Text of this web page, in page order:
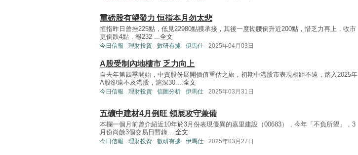
重磅股有望發力 恒指本月勿太悲
恒指昨日曾挫225點，低見22980點獲承接，其後一度拗腰倒升近200點，惜乏力再上，收市
更倒跌4點，報232 ... 全文
今日信報 理財投資 數研有據 伊馬仕 2025年04月03日
A股受制內地樓市 乏力向上
自去年第四季開始，中資股份展開價值重估之旅，初期中港股市表現相距不遠，踏入2025年
A股卻遠不及港股，滬深30 ... 全文
今日信報 理財投資 信圖分析 伊馬仕 2025年03月31日
五礦中建材4月例旺 領展攻守兼備
本欄一個月前曾介紹近10年於3月份表現優異的嘉里建設（00683），今年「不負所望」，3
月份尚餘3個交易日暫錄 ...全文
今日信報 理財投資 數研有據 伊馬仕 2025年03月27日